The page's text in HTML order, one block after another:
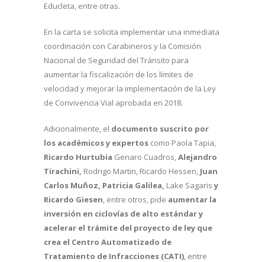
Educleta, entre otras.
En la carta se solicita implementar una inmediata
coordinación con Carabineros y la Comisión
Nacional de Seguridad del Tránsito para
aumentar la fiscalización de los límites de
velocidad y mejorar la implementación de la Ley
de Convivencia Vial aprobada en 2018.
Adicionalmente, el documento suscrito por
los académicos y expertos como Paola Tapia,
Ricardo Hurtubia Genaro Cuadros,Alejandro
Tirachini, Rodrigo Martin, Ricardo Hessen, Juan
Carlos Muñoz, Patricia Galilea, Lake Sagarisy
Ricardo Giesen, entre otros, pide aumentar la
inversión en ciclovías de alto estándar y
acelerar el trámite del proyecto de ley que
crea el Centro Automatizado de
Tratamiento de Infracciones (CATI), entre